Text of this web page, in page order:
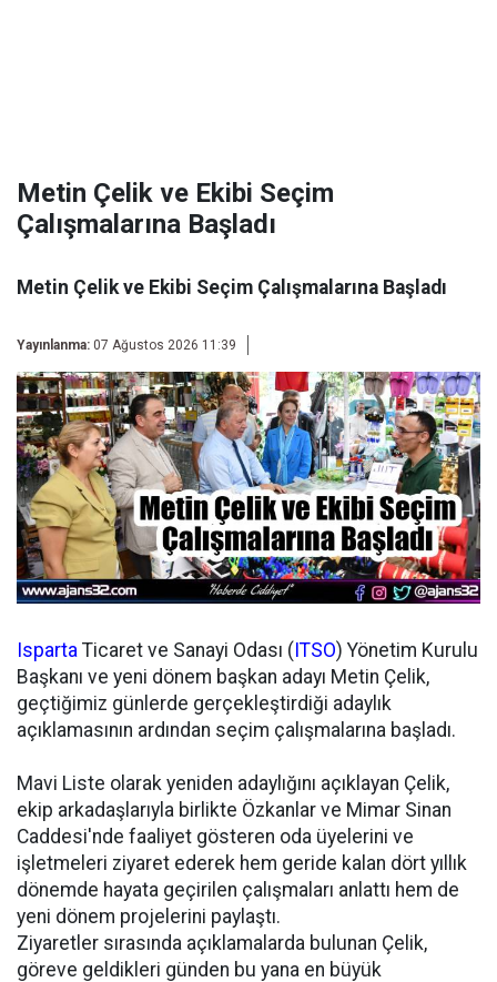
Metin Çelik ve Ekibi Seçim
Çalışmalarına Başladı
Metin Çelik ve Ekibi Seçim Çalışmalarına Başladı
Yayınlanma: 07 Ağustos 2026 11:39
Isparta Ticaret ve Sanayi Odası ( ITSO) Yönetim Kurulu
Başkanı ve yeni dönem başkan adayı Metin Çelik,
geçtiğimiz günlerde gerçekleştirdiği adaylık
açıklamasının ardından seçim çalışmalarına başladı.
Mavi Liste olarak yeniden adaylığını açıklayan Çelik,
ekip arkadaşlarıyla birlikte Özkanlar ve Mimar Sinan
Caddesi'nde faaliyet gösteren oda üyelerini ve
işletmeleri ziyaret ederek hem geride kalan dört yıllık
dönemde hayata geçirilen çalışmaları anlattı hem de
yeni dönem projelerini paylaştı.
Ziyaretler sırasında açıklamalarda bulunan Çelik,
göreve geldikleri günden bu yana en büyük